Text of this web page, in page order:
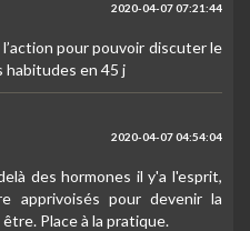
2020-04-07 07:21:44
pour pouvoir discuter le
habitudes en 45 j
2020-04-07 04:54:04
des hormones il y'a l'esprit,
apprivoisés pour devenir la
Place à la pratique.